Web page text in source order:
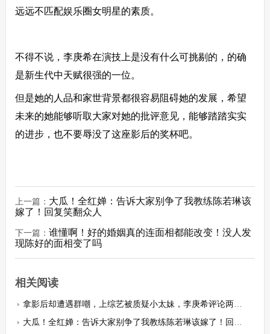
远远不匹配娱乐圈女明星的素质。
不得不说，李庚希在演技上是没有什么可挑剔的，的确
是新生代中天赋很强的一位。
但是她的人品和家世背景都很容易阻碍她的发展，希望
未来的她能够听取大家对她的批评意见，能够踏踏实实
的进步，也不要辱没了这座影后的奖杯吧。
上一篇： 大瓜！全红婵：告诉大家别争了我教练陈若琳该
嫁了！回复笑翻众人
下一篇： 谁懂啊！好的婚姻真的连面相都能改变！没人发
现陈好的面相变了吗
相关阅读
拿影后却遭遇群嘲，上综艺被质疑小太妹，李庚希评论两极分化！
大瓜！全红婵：告诉大家别争了我教练陈若琳该嫁了！回复笑翻众人